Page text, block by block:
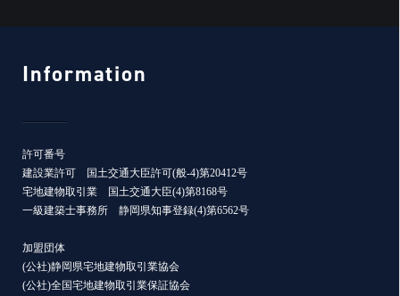
Information
許可番号
建設業許可 国土交通大臣許可(般-4)第20412号
宅地建物取引業 国土交通大臣(4)第8168号
一級建築士事務所 静岡県知事登録(4)第6562号
加盟団体
(公社)静岡県宅地建物取引業協会
(公社)全国宅地建物取引業保証協会